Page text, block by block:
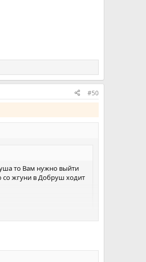
#50
то Вам нужно выйти
со жгуни в Добруш ходит